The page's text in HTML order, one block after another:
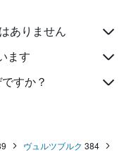
ル
ありません
ます
すか？
ヴュルツブルク 384